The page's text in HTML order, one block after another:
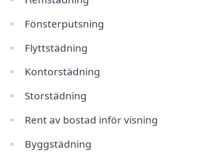
Fönsterputsning
Flyttstädning
Kontorstädning
Storstädning
Rent av bostad inför visning
Byggstädning